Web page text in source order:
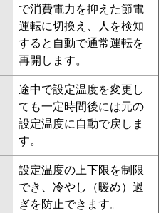
で消費電力を抑えた節電
運転に切換え、人を検知
すると自動で通常運転を
再開します。
途中で設定温度を変更し
ても一定時間後には元の
設定温度に自動で戻しま
す。
設定温度の上下限を制限
でき、冷やし（暖め）過
ぎを防止できます。